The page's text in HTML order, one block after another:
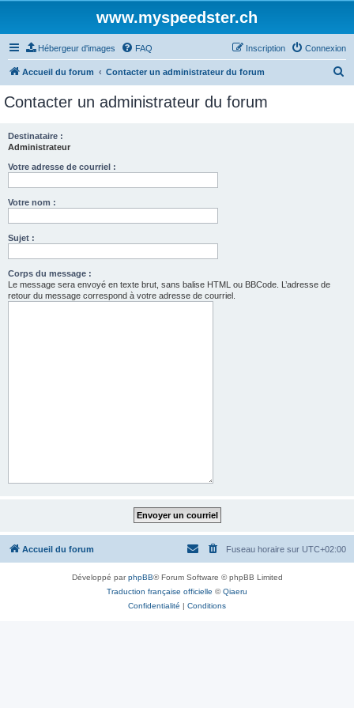
www.myspeedster.ch
Hébergeur d'images FAQ Connexion
Inscription
Accueil du forum Contacter un administrateur du forum
Contacter un administrateur du forum
Destinataire :
Administrateur
Votre adresse de courriel :
Votre nom :
Sujet :
Corps du message :
Le message sera envoyé en texte brut, sans balise HTML ou BBCode. L’adresse de
retour du message correspond à votre adresse de courriel.
Accueil du forum Fuseau horaire sur UTC+02:00
Développé parphpBB® Forum Software © phpBB Limited
Traduction française officielle ©Qiaeru
Confidentialité | Conditions